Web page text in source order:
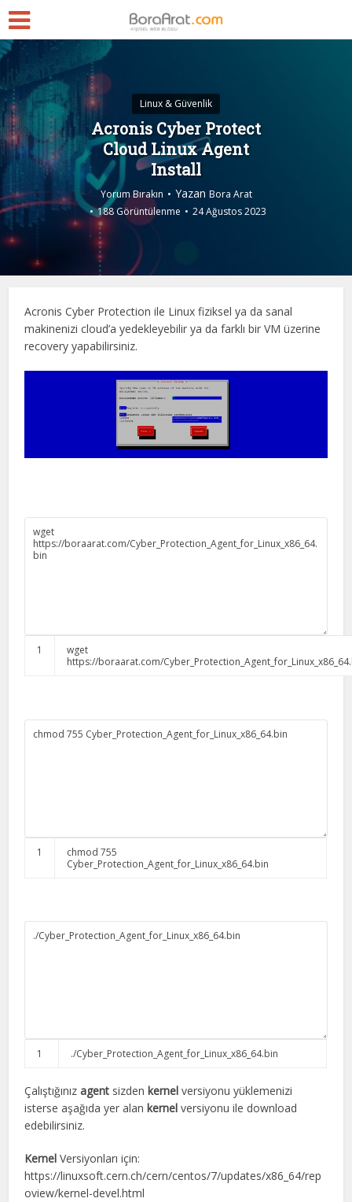
Linux & Güvenlik
Acronis Cyber Protect
Cloud Linux Agent
Install
Yorum Bırakın Yazan Bora Arat
188 Görüntülenme
24 Ağustos 2023
Acronis Cyber Protection ile Linux fiziksel ya da sanal
makinenizi cloud’a yedekleyebilir ya da farklı bir VM üzerine
recovery yapabilirsiniz.
1
wget
https://boraarat.com/
1 chmod 755
Cyber_Protection_Agent_for_Linux_x86_64.bin
1 ./Cyber_Protection_Agent_for_Linux_x86_64.bin
Çalıştığınızagent sizden kernel versiyonu yüklemenizi
isterse aşağıda yer alan kernel versiyonu ile download
edebilirsiniz.
Kernel Versiyonları için:
https://linuxsoft.cern.ch/cern/centos/7/updates/x86_64/rep
oview/kernel-devel.html